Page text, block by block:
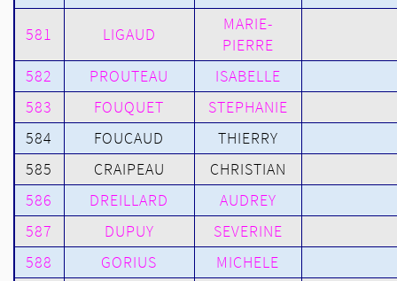
581 LIGAUD
MARIE-
PIERRE
582
PROUTEAU
ISABELLE
583
FOUQUET
STEPHANIE
584
FOUCAUD
THIERRY
585
CRAIPEAU
CHRISTIAN
586
DREILLARD
AUDREY
587
DUPUY
SEVERINE
588
GORIUS
MICHELE